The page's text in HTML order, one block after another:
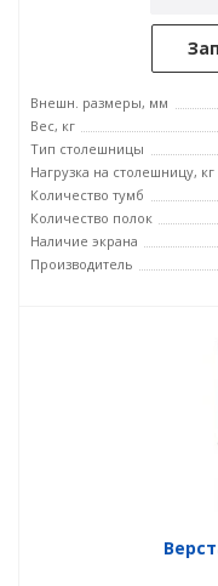
Внешн. размеры, мм
Вес, кг
Тип столешницы
Нагрузка на столешницу, кг
Количество тумб
Количество полок
Наличие экрана
Производитель